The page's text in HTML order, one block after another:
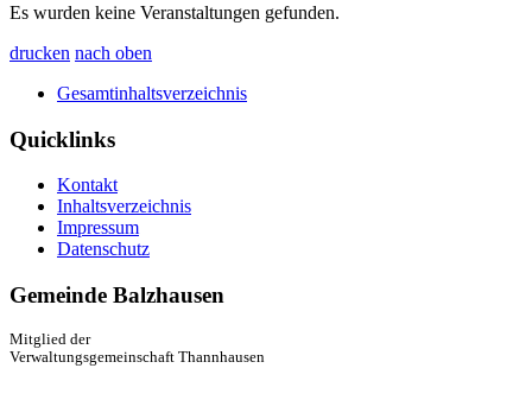
Es wurden keine Veranstaltungen gefunden.
drucken nach oben
Gesamtinhaltsverzeichnis
Quicklinks
Kontakt
Inhaltsverzeichnis
Impressum
Datenschutz
Gemeinde Balzhausen
Mitglied der
Verwaltungsgemeinschaft Thannhausen